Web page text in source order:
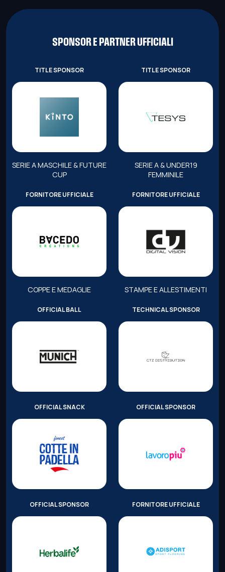
SPONSOR E PARTNER UFFICIALI
TITLE SPONSOR
SERIE A MASCHILE & FUTURE
CUP
TITLE SPONSOR
SERIE A & UNDER19
FEMMINILE
FORNITORE UFFICIALE
COPPE E MEDAGLIE
FORNITORE UFFICIALE
STAMPE E ALLESTIMENTI
OFFICIAL BALL TECHNICAL SPONSOR
OFFICIAL SNACK OFFICIAL SPONSOR
OFFICIAL SPONSOR FORNITORE UFFICIALE